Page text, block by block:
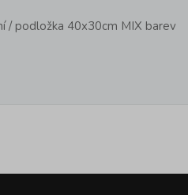
/ podložka 40x30cm MIX barev